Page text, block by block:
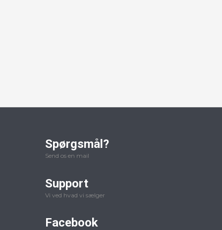
Spørgsmål?
Send os en mail
Support
Vi ved hvad vi sælger
Facebook